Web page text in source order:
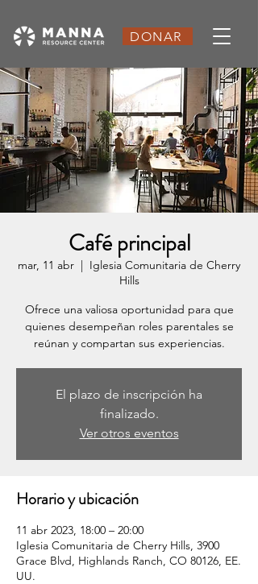
DONAR
Café principal
mar, 11 abr
  |
Iglesia Comunitaria de Cherry
Hills
Ofrece una valiosa oportunidad para que
quienes desempeñan roles parentales se
reúnan y compartan sus experiencias.
El plazo de inscripción ha
finalizado.
Ver otros eventos
Horario y ubicación
11 abr 2023, 18:00 – 20:00
Iglesia Comunitaria de Cherry Hills, 3900
Grace Blvd, Highlands Ranch, CO 80126, EE.
UU.